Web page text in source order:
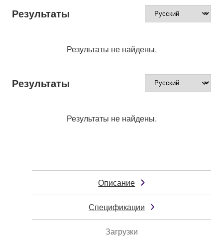
Результаты
Результаты не найдены.
Результаты
Результаты не найдены.
Описание
Спецификации
Загрузки